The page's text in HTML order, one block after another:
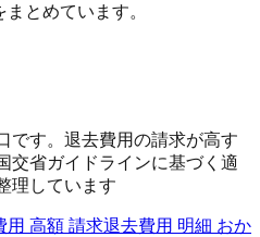
とめています。
です。退去費用の請求が高す
交省ガイドラインに基づく適
理しています
用 高額 請求退去費用 明細 おか